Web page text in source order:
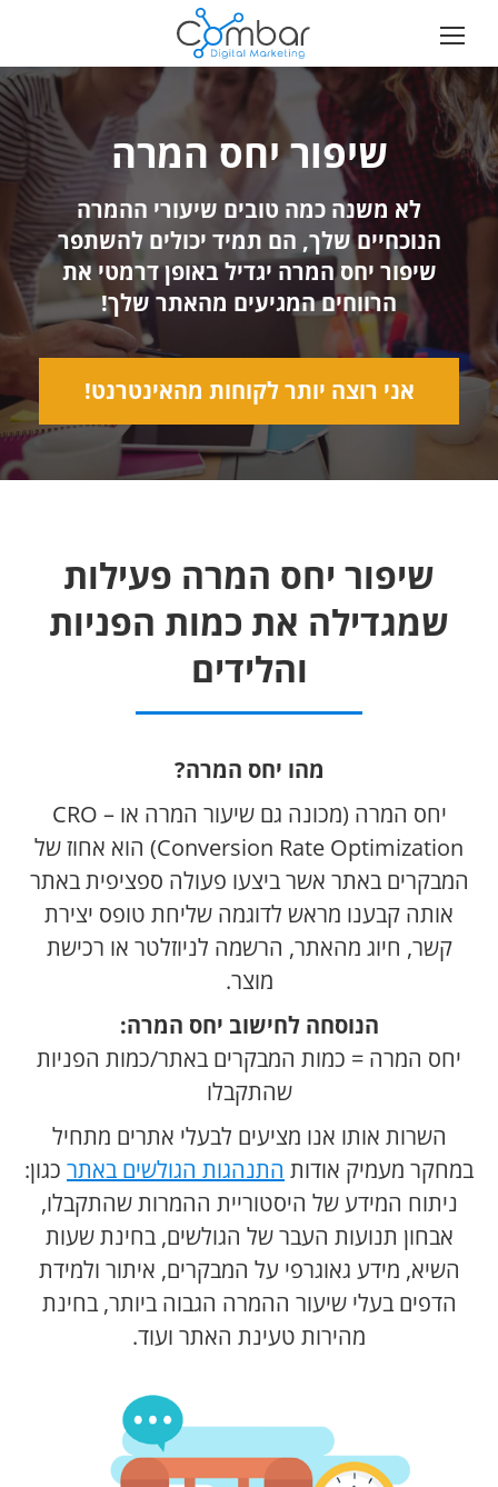
שיפור יחס המרה
לא משנה כמה טובים שיעורי ההמרה
הנוכחיים שלך, הם תמיד יכולים להשתפר
שיפור יחס המרה יגדיל באופן דרמטי את
הרווחים המגיעים מהאתר שלך!
אני רוצה יותר לקוחות מהאינטרנט!
שיפור יחס המרה פעילות
שמגדילה את כמות הפניות
והלידים
מהו יחס המרה?
יחס המרה (מכונה גם שיעור המרה או CRO –
Conversion Rate Optimization) הוא אחוז של
המבקרים באתר אשר ביצעו פעולה ספציפית באתר
אותה קבענו מראש לדוגמה שליחת טופס יצירת
קשר, חיוג מהאתר, הרשמה לניוזלטר או רכישת
מוצר.
הנוסחה לחישוב יחס המרה:
יחס המרה = כמות המבקרים באתר/כמות הפניות
שהתקבלו
השרות אותו אנו מציעים לבעלי אתרים מתחיל
במחקר מעמיק אודות התנהגות הגולשים באתר כגון:
ניתוח המידע של היסטוריית ההמרות שהתקבלו,
אבחון תנועות העבר של הגולשים, בחינת שעות
השיא, מידע גאוגרפי על המבקרים, איתור ולמידת
הדפים בעלי שיעור ההמרה הגבוה ביותר, בחינת
מהירות טעינת האתר ועוד.